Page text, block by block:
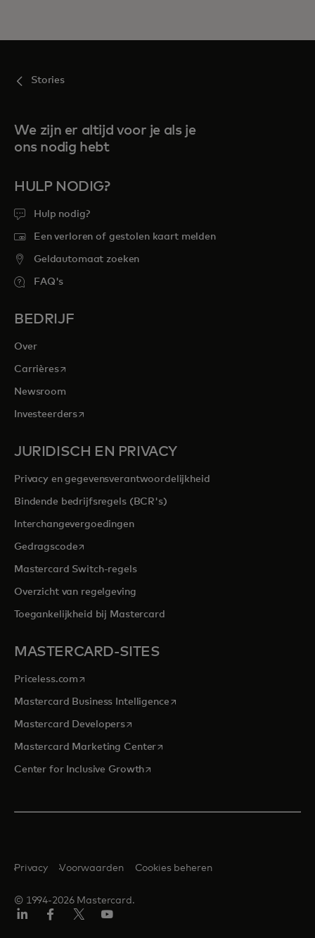
Stories
We zijn er altijd voor je als je
ons nodig hebt
HULP NODIG?
Hulp nodig?
Een verloren of gestolen kaart melden
Geldautomaat zoeken
FAQ's
BEDRIJF
Over
Carrièresopens in a new tab
Newsroom
Investeerdersopens in a new tab
JURIDISCH EN PRIVACY
Privacy en gegevensverantwoordelijkheid
Bindende bedrijfsregels (BCR's)
Interchangevergoedingen
Gedragscodeopens in a new tab
Mastercard Switch-regels
Overzicht van regelgeving
Toegankelijkheid bij Mastercard
MASTERCARD-SITES
Priceless.com opens in a new tab
Mastercard Business Intelligenceopens in a new tab
Mastercard Developersopens in a new tab
Mastercard Marketing Centeropens in a new tab
Center for Inclusive Growthopens in a new tab
© 1994-2026 Mastercard.
Privacy Voorwaarden Cookies beheren